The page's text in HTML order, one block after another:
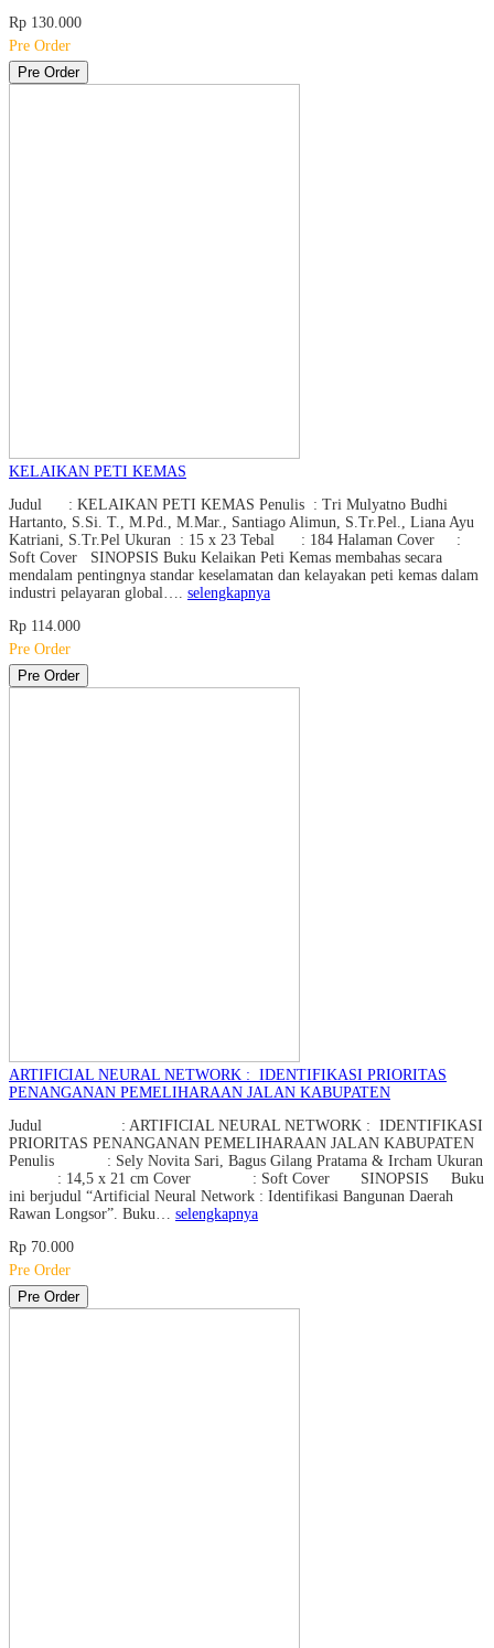
Rp 130.000
Pre Order
Pre Order
KELAIKAN PETI KEMAS
Judul : KELAIKAN PETI KEMAS Penulis : Tri Mulyatno Budhi
Hartanto, S.Si. T., M.Pd., M.Mar., Santiago Alimun, S.Tr.Pel., Liana Ayu
Katriani, S.Tr.Pel Ukuran : 15 x 23 Tebal : 184 Halaman Cover :
Soft Cover SINOPSIS Buku Kelaikan Peti Kemas membahas secara
mendalam pentingnya standar keselamatan dan kelayakan peti kemas dalam
industri pelayaran global…. selengkapnya
Rp 114.000
Pre Order
Pre Order
ARTIFICIAL NEURAL NETWORK : IDENTIFIKASI PRIORITAS
PENANGANAN PEMELIHARAAN JALAN KABUPATEN
Judul : ARTIFICIAL NEURAL NETWORK : IDENTIFIKASI
PRIORITAS PENANGANAN PEMELIHARAAN JALAN KABUPATEN
Penulis : Sely Novita Sari, Bagus Gilang Pratama & Ircham Ukuran
: 14,5 x 21 cm Cover : Soft Cover SINOPSIS Buku
ini berjudul “Artificial Neural Network : Identifikasi Bangunan Daerah
Rawan Longsor”. Buku… selengkapnya
Rp 70.000
Pre Order
Pre Order